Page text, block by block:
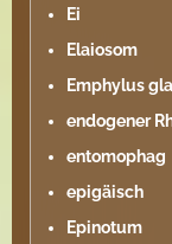
Ei
Elaiosom
Emphylus
endogener
entomophag
epigäisch
Epinotum